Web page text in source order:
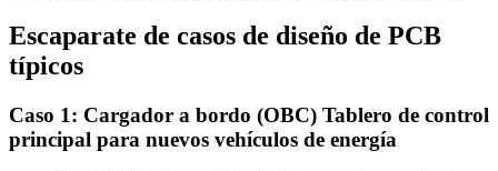
Escaparate de casos de diseño de PCB
típicos
Caso 1: Cargador a bordo (OBC) Tablero de control
principal para nuevos vehículos de energía